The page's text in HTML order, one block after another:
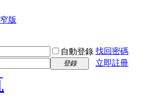
版
自動登錄 找回密碼
登錄 立即註冊